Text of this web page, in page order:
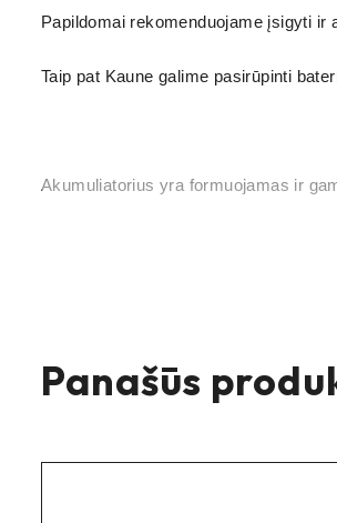
Papildomai rekomenduojame įsigyti ir
Taip pat Kaune galime pasirūpinti
Akumuliatorius yra formuojamas ir
Panašūs